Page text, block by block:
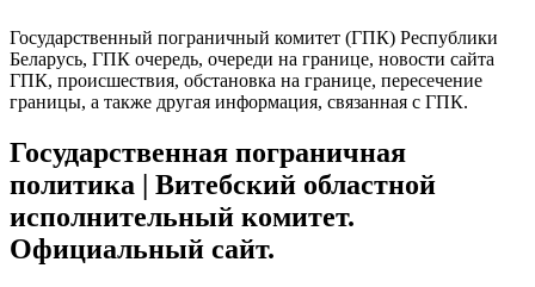
Государственный пограничный комитет (ГПК) Республики
Беларусь, ГПК очередь, очереди на границе, новости сайта
ГПК, происшествия, обстановка на границе, пересечение
границы, а также другая информация, связанная с ГПК.
Государственная пограничная
политика | Витебский областной
исполнительный комитет.
Официальный сайт.